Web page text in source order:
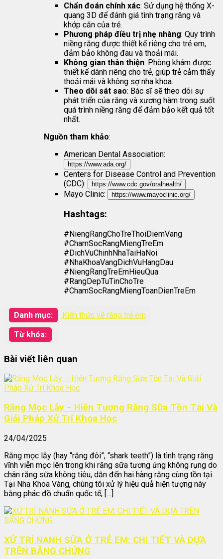
Chẩn đoán chính xác: Sử dụng hệ thống X-
quang 3D để đánh giá tình trạng răng và
khớp cắn của trẻ.
Phương pháp điều trị nhẹ nhàng: Quy trình
niềng răng được thiết kế riêng cho trẻ em,
đảm bảo không đau và thoải mái.
Không gian thân thiện: Phòng khám được
thiết kế dành riêng cho trẻ, giúp trẻ cảm thấy
thoải mái và không sợ nha khoa.
Theo dõi sát sao: Bác sĩ sẽ theo dõi sự
phát triển của răng và xương hàm trong suốt
quá trình niềng răng để đảm bảo kết quả tốt
nhất.
Nguồn tham khảo:
American Dental Association:
https://www.ada.org/
Centers for Disease Control and Prevention
(CDC):
https://www.cdc.gov/oralhealth/
Mayo Clinic: https://www.mayoclinic.org/
Hashtags:
#NiengRangChoTreThoiDiemVang
#ChamSocRangMiengTreEm
#DichVuChinhNhaTaiHaNoi
#NhaKhoaVangDichVuHangDau
#NiengRangTreEmHieuQua
#RangDepTuTinChoTre
#ChamSocRangMiengToanDienTreEm
Danh mục: Kiến thức về răng trẻ em
Từ khóa:
Bài viết liên quan
Răng Mọc Lẫy – Hiện Tượng Răng Sữa Tồn Tại Và
Giải Pháp Xử Trí Khoa Học
24/04/2025
Răng mọc lẫy (hay “răng đôi”, “shark teeth”) là tình trạng răng
vĩnh viễn mọc lên trong khi răng sữa tương ứng không rụng do
chân răng sữa không tiêu, dẫn đến hai hàng răng cùng tồn tại.
Tại Nha Khoa Vàng, chúng tôi xử lý hiệu quả hiện tượng này
bằng phác đồ chuẩn quốc tế, […]
XỬ TRÍ NANH SỮA Ở TRẺ EM: CHI TIẾT VÀ DỰA
TRÊN BẰNG CHỨNG